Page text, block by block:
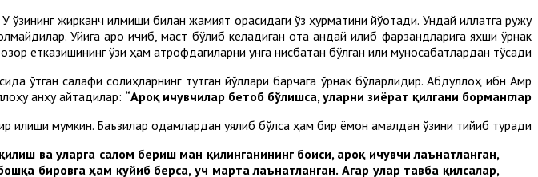
ўзининг жирканч қилмиши билан жамият орасидаги ўз ҳурматини йўқотади. Ундай иллатга ружу
Уйига ароқ ичиб, маст бўлиб келадиган ота қандай қилиб фарзандларига яхши ўрнак
етказишининг ўзи ҳам атрофдагиларни унга нисбатан бўлган илиқ муносабатлардан тўсади.
ўтган салафи солиҳларнинг тутган йўллари барчага ўрнак бўларлидир. Абдуллоҳ ибн Амр
анҳу айтадилар: “Ароқ ичувчилар бетоб бўлишса, уларни зиёрат қилгани борманглар”.
қилиши мумкин. Баъзилар одамлардан уялиб бўлса ҳам бир ёмон амалдан ўзини тийиб туради.
ва уларга салом бериш ман қилинганининг боиси, ароқ ичувчи лаънатланган,
бировга ҳам қуйиб берса, уч марта лаънатланган. Агар улар тавба қилсалар,